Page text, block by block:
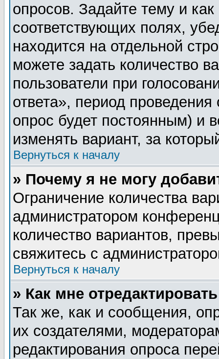
опросов. Задайте тему и
соответствующих полях,
находится на отдельной
можете задать количество
пользователи при
ответа», период проведения
опрос будет постоянным) и
изменять вариант, за
Вернуться к началу
» Почему я не могу
Ограничение количества
администратором
количество вариантов,
свяжитесь с
Вернуться к началу
» Как мне
Так же, как и сообщения,
их создателями,
редактирования опроса